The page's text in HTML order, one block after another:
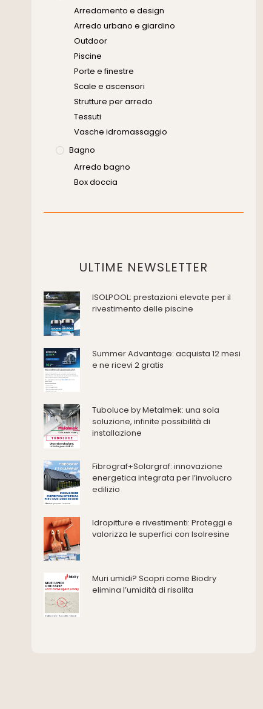
Software
Arredamento e design
Arredo urbano e giardino
Outdoor
Piscine
Porte e finestre
Scale e ascensori
Strutture per arredo
Tessuti
Vasche idromassaggio
Bagno
Arredo bagno
Box doccia
Placche di comando per wc
Termostati
Accessori
Antincendio e sicurezza
Attrezzature manuali
Cappe d'aspirazione
Consolidamento
Deumidificazione
Domotica e impianti elettrici
Energie rinnovabili
Impermeabilizzazione
Impianti idrici e depurazione
Impianti termici e climatizzazione
Isolamento
Materiali da costruzione
Pannelli
Pareti Interne
Reti di adduzione gas
ULTIME NEWSLETTER
ISOLPOOL: prestazioni elevate per il
rivestimento delle piscine
Summer Advantage: acquista 12 mesi
e ne ricevi 2 gratis
Tuboluce by Metalmek: una sola
soluzione, infinite possibilità di
installazione
Fibrograf+Solargraf: innovazione
energetica integrata per l’involucro
edilizio
Idropitture e rivestimenti: Proteggi e
valorizza le superfici con Isolresine
Muri umidi? Scopri come Biodry
elimina l’umidità di risalita